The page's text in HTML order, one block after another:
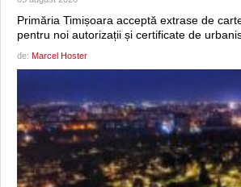
Primăria Timișoara acceptă extrase de
pentru noi autorizații și certificate de
de: Marcel Hoster